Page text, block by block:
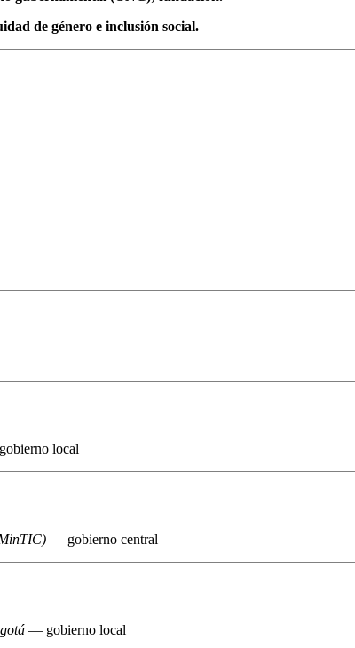
de género e inclusión social.
local
— gobierno central
— gobierno local